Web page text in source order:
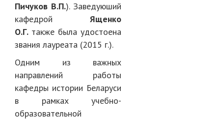
Пичуков В.П.). Заведуюший
кафедрой Ященко
О.Г. также была удостоена
звания лауреата (2015 г.).
Одним из важных
направлений работы
кафедры истории Беларуси
в рамках учебно-
образовательной